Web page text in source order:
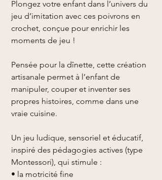
Plongez votre enfant dans l’univers du
jeu d’imitation avec ces poivrons en
crochet, conçue pour enrichir les
moments de jeu !
Pensée pour la dînette, cette création
artisanale permet à l’enfant de
manipuler, couper et inventer ses
propres histoires, comme dans une
vraie cuisine.
Un jeu ludique, sensoriel et éducatif,
inspiré des pédagogies actives (type
Montessori), qui stimule :
• la motricité fine